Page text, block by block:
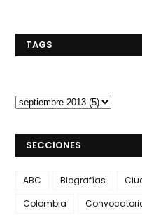
TAGS
SECCIONES
ABC Biografías
Colombia